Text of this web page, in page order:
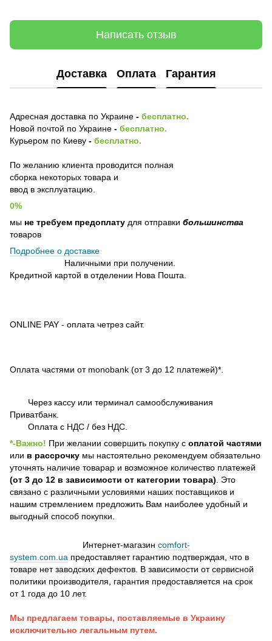
Написать отзыв
Доставка Оплата Гарантия
Адресная доставка по Украине - бесплатно.
Новой почтой по Украине - бесплатно.
Курьером по Киеву - бесплатно.
По желанию клиента проводится полная
сборка некоторых товара и
ввод в эксплуатацию.
0%
мы не требуем предоплату для отправки большинства
товаров
Подробнее о доставке
Наличными при получении.
Кредитной картой в отделении Нова Пошта.
ONLINE PAY - оплата четрез сайт.
Оплата частями от monobank (от 3 до 12 платежей)*.
Через кассу или терминал самообслуживания
Приватбанк.
Оплата с НДС / без НДС.
*-Важно! При желании совершить покупку с оплатой частями
или в рассрочку мы настоятельно рекомендуем обязательно
уточнять наличие товарар и возможное количество платежей
(от 3 до 12 в зависимости от категории товара). Это
связано с различными условиями наших поставщиков и
нашим стремлением предложить Вам наиболее удобный и
выгодный способ покупки.
Интернет-магазин comfort-
system.com.ua предоставляет гарантию подтверждая, что в
товаре нет заводских дефектов. В зависимости от сервисной
политики производителя, гарантия предоставляется на срок
от 1 года до 10 лет.
Мы предлагаем товары, поставляемые в Украину
исключительно легальным путем.